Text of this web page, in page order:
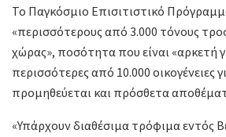
Το Παγκόσμιο Επισιτιστικό
«περισσότερους από 3.000 τόνους
χώρας», ποσότητα που είναι «αρκετή
περισσότερες από 10.000 οικογένειες
προμηθεύεται και πρόσθετα
«Υπάρχουν διαθέσιμα τρόφιμα εντός